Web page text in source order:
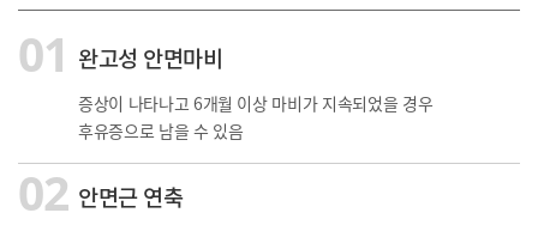
01 완고성 안면마비
증상이 나타나고 6개월 이상 마비가 지속되었을 경우
후유증으로 남을 수 있음
02 안면근 연축